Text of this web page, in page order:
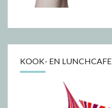
KOOK- EN LUNCHCAFE